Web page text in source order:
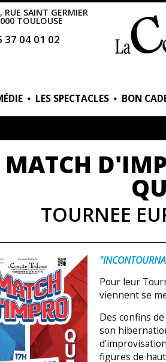
RUE SAINT GERMIER
TOULOUSE
37 04 01 02
LES SPECTACLES BON
MATCH
TOURNEE
Pour leur
viennent se
Des confins
son
figures de